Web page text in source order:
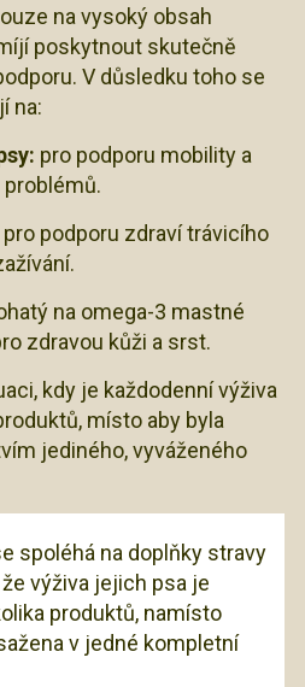
na vysoký obsah
poskytnout skutečně
V důsledku toho se
na:
pro podporu mobility a
pro podporu zdraví trávicího
na omega-3 mastné
zdravou kůži a srst.
kdy je každodenní výživa
místo aby byla
jediného, vyváženého
spoléhá na doplňky stravy
výživa jejich psa je
produktů, namísto
v jedné kompletní